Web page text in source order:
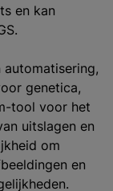
en kan
genetica,
tool voor het
uitslagen en
om
en